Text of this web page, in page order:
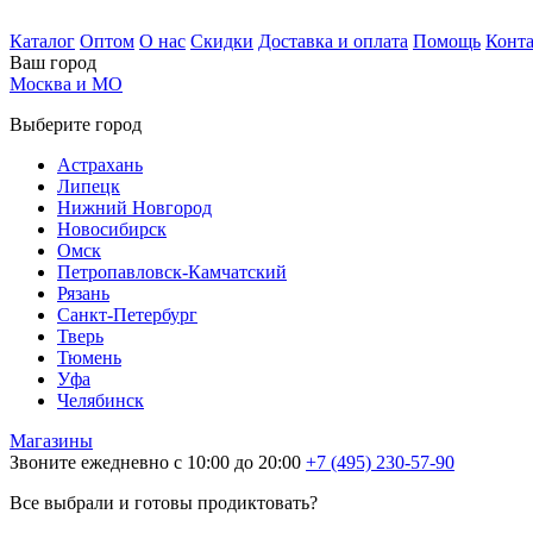
Каталог Оптом О нас Скидки Доставка и оплата Помощь
Ваш город
Москва и МО
Выберите город
Астрахань
Липецк
Нижний Новгород
Новосибирск
Омск
Петропавловск-Камчатский
Рязань
Санкт-Петербург
Тверь
Тюмень
Уфа
Челябинск
Магазины
Звоните ежедневно с 10:00 до 20:00 +7 (495) 230-57-90
Все выбрали и готовы продиктовать?